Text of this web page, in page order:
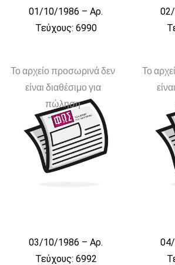
01/10/1986 – Αρ.
Τεύχους: 6990
Το αρχείο προσωρινά δεν
είναι διαθέσιμο για
πώληση
03/10/1986 – Αρ.
Τεύχους: 6992
Το